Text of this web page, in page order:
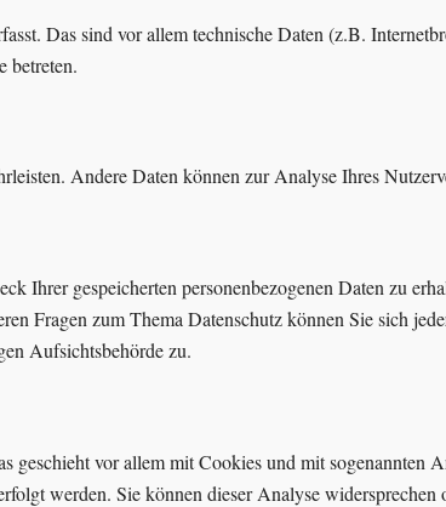
Das sind vor allem technische Daten (z.B.
betreten.
Andere Daten können zur Analyse Ihres
gespeicherten personenbezogenen Daten zu
Fragen zum Thema Datenschutz können Sie sich
Aufsichtsbehörde zu.
geschieht vor allem mit Cookies und mit sogenannten
werden. Sie können dieser Analyse